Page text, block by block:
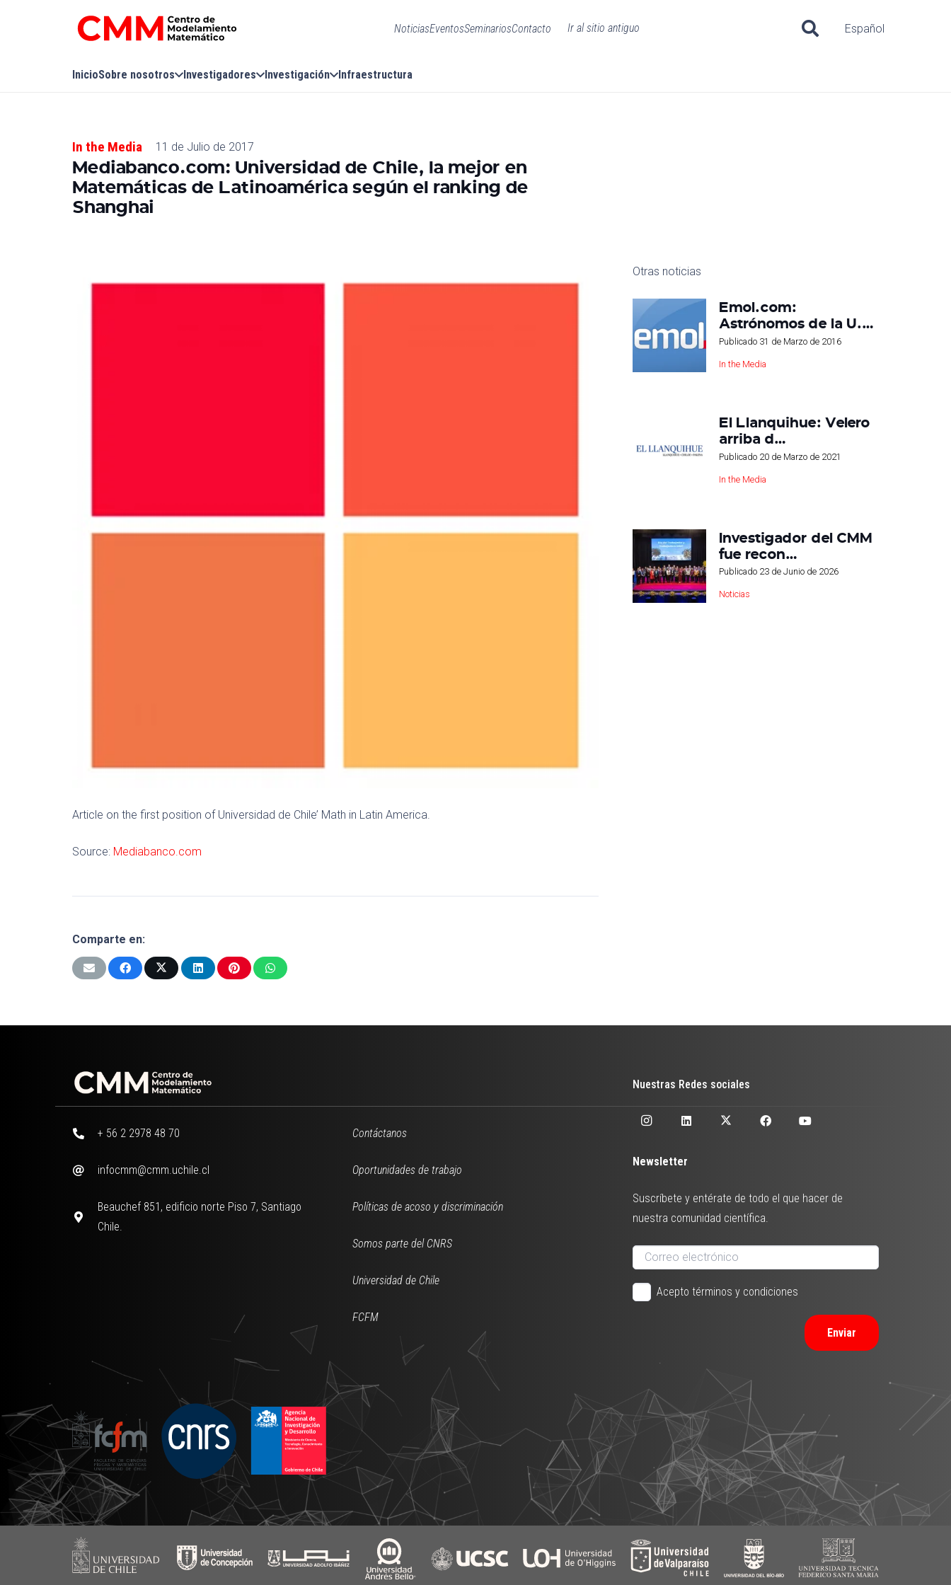
NoticiasEventosSeminariosContacto Ir al sitio antiguo Español
InicioSobre nosotros Investigadores Investigación Infraestructura
In the Media 11 de Julio de 2017
Mediabanco.com: Universidad de Chile, la mejor en
Matemáticas de Latinoamérica según el ranking de
Shanghai
Article on the first position of Universidad de Chile’ Math in Latin America.
Source: Mediabanco.com
Comparte en:
Otras noticias
Emol.com:
Astrónomos de la U.…
Publicado 31 de Marzo de 2016
In the Media
El Llanquihue: Velero
arriba d…
Publicado 20 de Marzo de 2021
In the Media
Investigador del CMM
fue recon…
Publicado 23 de Junio de 2026
Noticias
Nuestras Redes sociales
+ 56 2 2978 48 70
infocmm@cmm.uchile.cl
Beauchef 851, edificio norte Piso 7, Santiago
Chile.
Contáctanos
Oportunidades de trabajo
Políticas de acoso y discriminación
Somos parte del CNRS
Universidad de Chile
FCFM
Newsletter
Suscríbete y entérate de todo el que hacer de
nuestra comunidad científica.
Acepto términos y condiciones
Enviar